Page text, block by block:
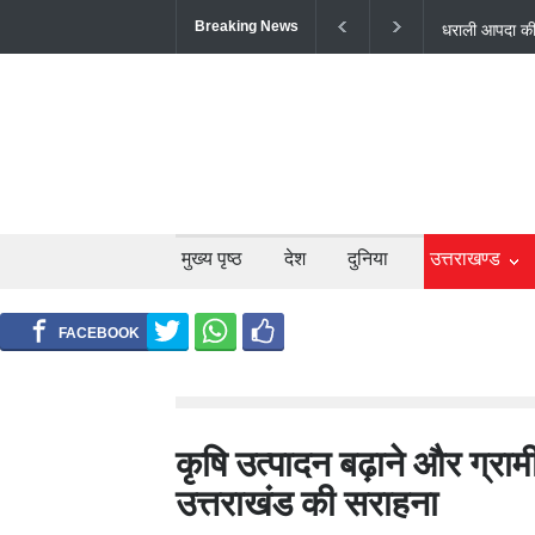
Breaking News
उत्तराखंड में
बंद; श्रद्धालु
मुख्य पृष्ठ देश दुनिया उत्तराखण्ड
कृषि उत्पादन बढ़ाने और
उत्तराखंड की सराहना